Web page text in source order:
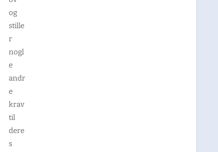
og
stille
r
nogl
e
andr
e
krav
til
dere
s